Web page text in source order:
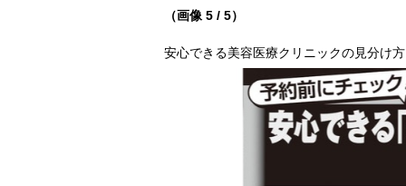
（画像 5 / 5）
安心できる美容医療クリニックの見分け方